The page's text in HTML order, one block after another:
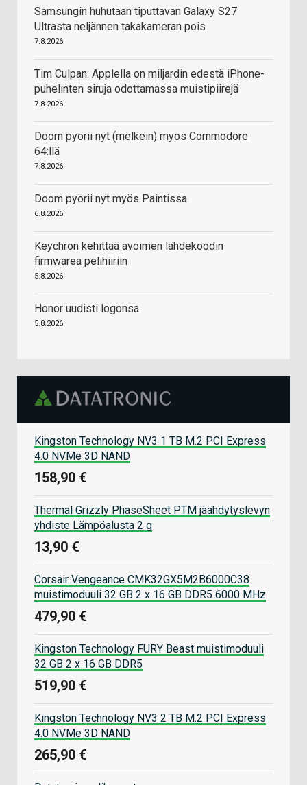
Samsungin huhutaan tiputtavan Galaxy S27
Ultrasta neljännen takakameran pois
7.8.2026
Tim Culpan: Applella on miljardin edestä iPhone-
puhelinten siruja odottamassa muistipiirejä
7.8.2026
Doom pyörii nyt (melkein) myös Commodore
64:llä
7.8.2026
Doom pyörii nyt myös Paintissa
6.8.2026
Keychron kehittää avoimen lähdekoodin
firmwarea pelihiiriin
5.8.2026
Honor uudisti logonsa
5.8.2026
Kingston Technology NV3 1 TB M.2 PCI Express
4.0 NVMe 3D NAND
158,90 €
Thermal Grizzly PhaseSheet PTM jäähdytyslevyn
yhdiste Lämpöalusta 2 g
13,90 €
Corsair Vengeance CMK32GX5M2B6000C38
muistimoduuli 32 GB 2 x 16 GB DDR5 6000 MHz
479,90 €
Kingston Technology FURY Beast muistimoduuli
32 GB 2 x 16 GB DDR5
519,90 €
Kingston Technology NV3 2 TB M.2 PCI Express
4.0 NVMe 3D NAND
265,90 €